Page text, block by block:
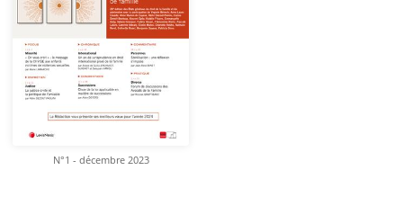
N°1 - décembre 2023